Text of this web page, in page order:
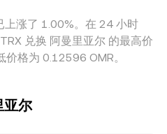
上涨了 1.00%。在 24 小时
兑换 阿曼里亚尔 的最高价
格为 0.12596 OMR。
亚尔